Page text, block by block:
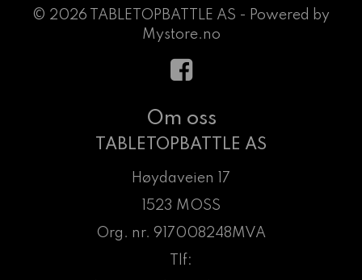
© 2026 TABLETOPBATTLE AS - Powered by
Mystore.no
Om oss
TABLETOPBATTLE AS
Høydaveien 17
1523 MOSS
Org. nr. 917008248MVA
Tlf: